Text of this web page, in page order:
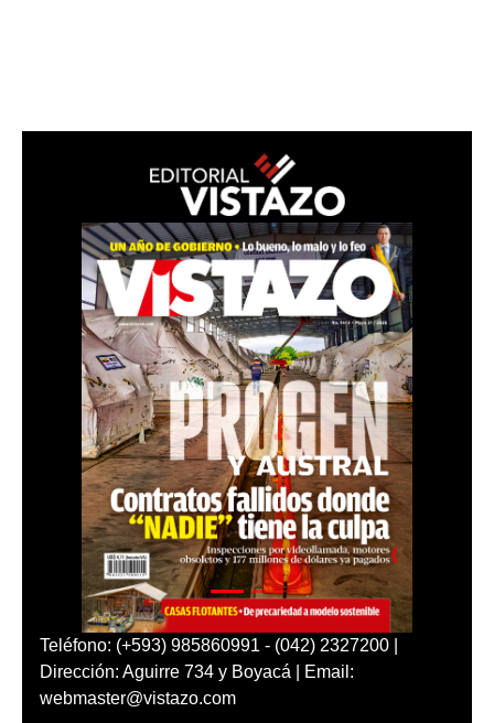
Teléfono: (+593) 985860991 - (042) 2327200 |
Dirección: Aguirre 734 y Boyacá | Email:
webmaster@vistazo.com